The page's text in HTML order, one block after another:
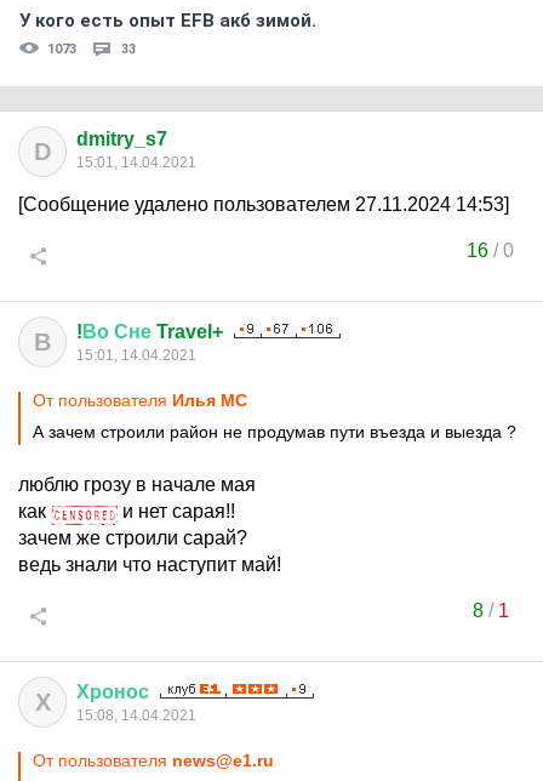
У кого есть опыт EFB акб зимой.
1073 33
D dmitry_s7
15:01, 14.04.2021
[Сообщение удалено пользователем 27.11.2024 14:53]
16 /0
В ! Во Сне Travel+
15:01, 14.04.2021
От пользователя Илья MC
А зачем строили район не продумав пути въезда и выезда ?
люблю грозу в начале мая
как
и нет сарая!!
зачем же строили сарай?
ведь знали что наступит май!
8/ 1
Х Хронос
15:08, 14.04.2021
От пользователя news@e1.ru